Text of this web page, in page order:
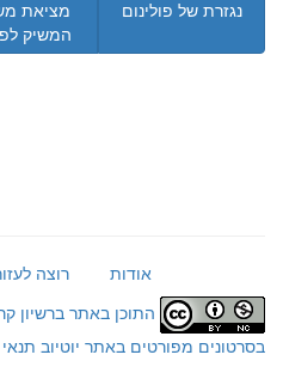
נגזרת של פולינום
מציאת
המשיק
אודות רוצה
התוכן באתר ברשיון
בסרטונים מפורטים באתר יוטיוב